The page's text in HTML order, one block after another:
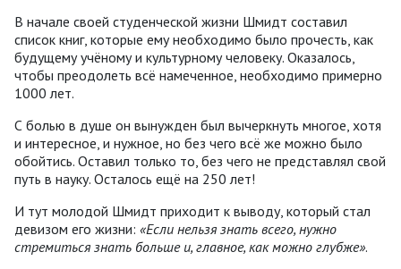
В начале своей студенческой жизни Шмидт составил
список книг, которые ему необходимо было прочесть, как
будущему учёному и культурному человеку. Оказалось,
чтобы преодолеть всё намеченное, необходимо примерно
1000 лет.
С болью в душе он вынужден был вычеркнуть многое, хотя
и интересное, и нужное, но без чего всё же можно было
обойтись. Оставил только то, без чего не представлял свой
путь в науку. Осталось ещё на 250 лет!
И тут молодой Шмидт приходит к выводу, который стал
девизом его жизни: «Если нельзя знать всего, нужно
стремиться знать больше и, главное, как можно глубже».